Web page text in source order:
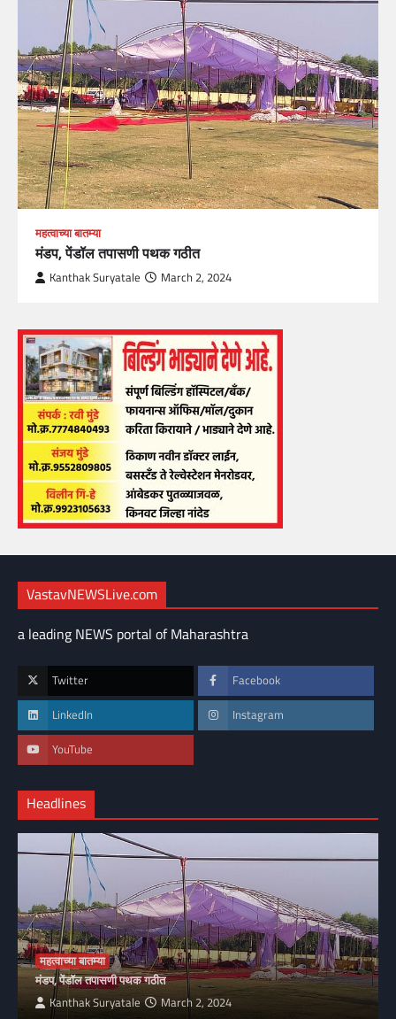
महत्वाच्या बातम्या
मंडप, पेंडॉल तपासणी पथक गठीत
Kanthak Suryatale March 2, 2024
VastavNEWSLive.com
a leading NEWS portal of Maharashtra
Twitter Facebook
LinkedIn Instagram
YouTube
Headlines
महत्वाच्या बातम्या
मंडप, पेंडॉल तपासणी पथक गठीत
Kanthak Suryatale March 2, 2024